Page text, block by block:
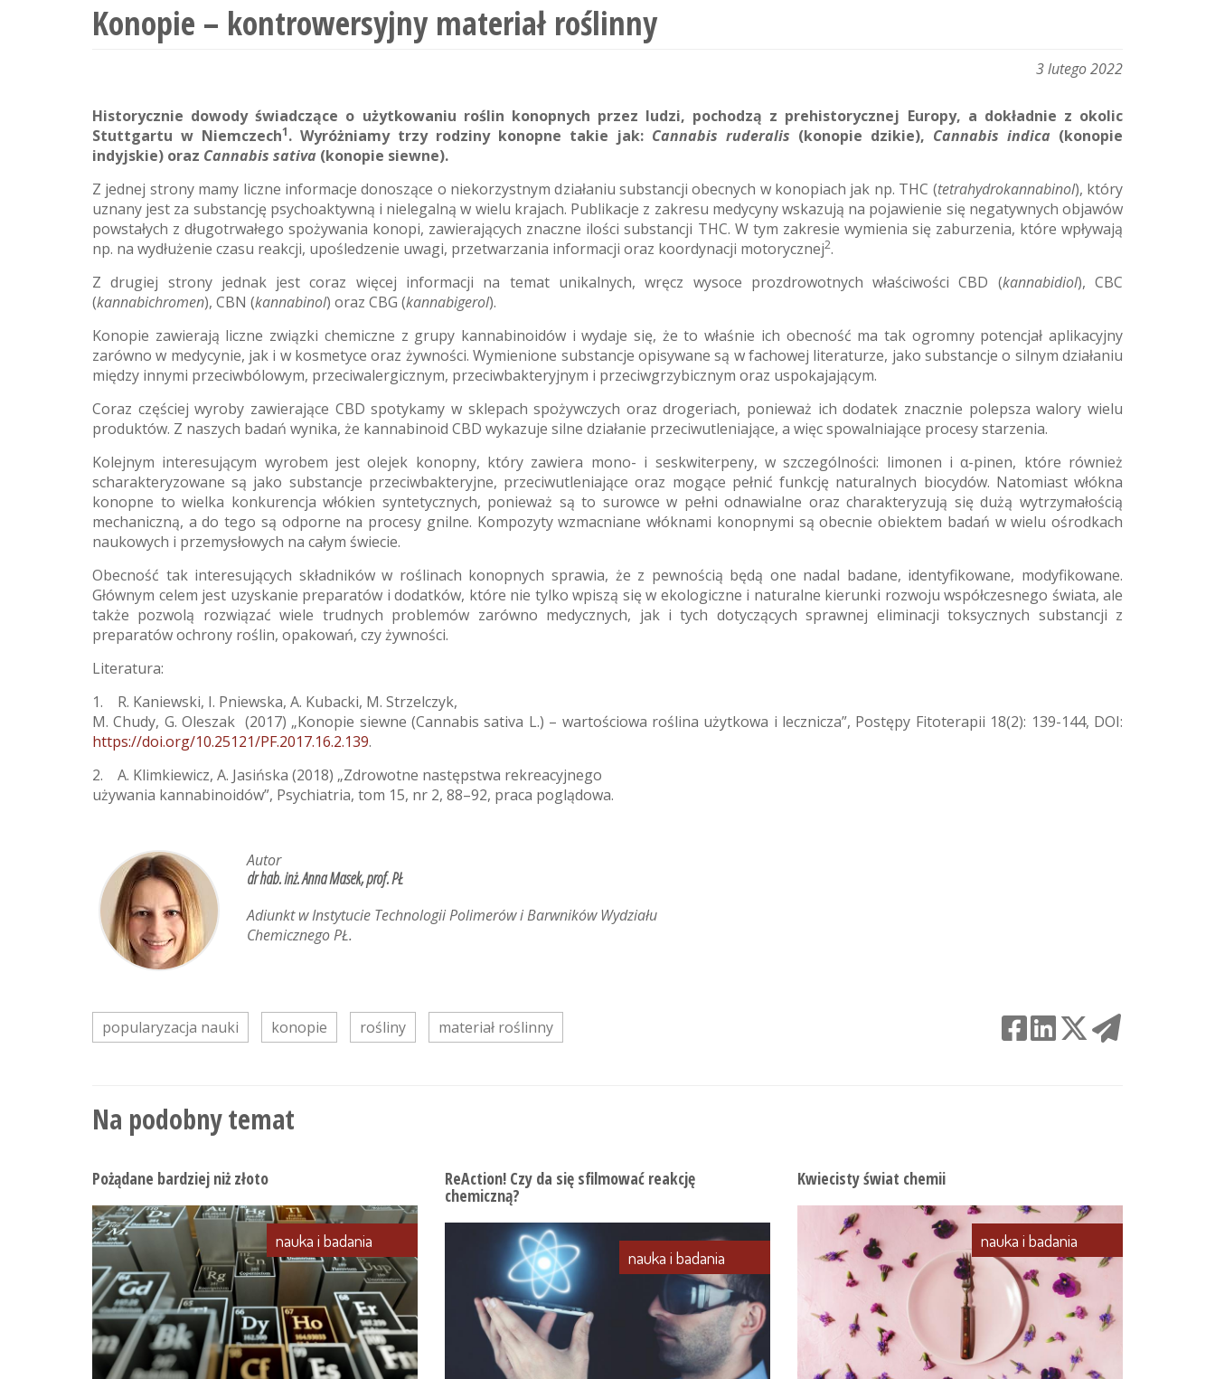
Konopie – kontrowersyjny materiał roślinny
3 lutego 2022
Historycznie dowody świadczące o użytkowaniu roślin konopnych przez ludzi, pochodzą z prehistorycznej Europy, a dokładnie z okolic
Stuttgartu w Niemczech1. Wyróżniamy trzy rodziny konopne takie jak: Cannabis ruderalis (konopie dzikie), Cannabis indica (konopie
indyjskie) oraz Cannabis sativa (konopie siewne).
Z jednej strony mamy liczne informacje donoszące o niekorzystnym działaniu substancji obecnych w konopiach jak np. THC (tetrahydrokannabinol), który
uznany jest za substancję psychoaktywną i nielegalną w wielu krajach. Publikacje z zakresu medycyny wskazują na pojawienie się negatywnych objawów
powstałych z długotrwałego spożywania konopi, zawierających znaczne ilości substancji THC. W tym zakresie wymienia się zaburzenia, które wpływają
np. na wydłużenie czasu reakcji, upośledzenie uwagi, przetwarzania informacji oraz koordynacji motorycznej2.
Z drugiej strony jednak jest coraz więcej informacji na temat unikalnych, wręcz wysoce prozdrowotnych właściwości CBD (kannabidiol), CBC
(kannabichromen), CBN (kannabinol) oraz CBG (kannabigerol).
Konopie zawierają liczne związki chemiczne z grupy kannabinoidów i wydaje się, że to właśnie ich obecność ma tak ogromny potencjał aplikacyjny
zarówno w medycynie, jak i w kosmetyce oraz żywności. Wymienione substancje opisywane są w fachowej literaturze, jako substancje o silnym działaniu
między innymi przeciwbólowym, przeciwalergicznym, przeciwbakteryjnym i przeciwgrzybicznym oraz uspokajającym.
Coraz częściej wyroby zawierające CBD spotykamy w sklepach spożywczych oraz drogeriach, ponieważ ich dodatek znacznie polepsza walory wielu
produktów. Z naszych badań wynika, że kannabinoid CBD wykazuje silne działanie przeciwutleniające, a więc spowalniające procesy starzenia.
Kolejnym interesującym wyrobem jest olejek konopny, który zawiera mono- i seskwiterpeny, w szczególności: limonen i α-pinen, które również
scharakteryzowane są jako substancje przeciwbakteryjne, przeciwutleniające oraz mogące pełnić funkcję naturalnych biocydów. Natomiast włókna
konopne to wielka konkurencja włókien syntetycznych, ponieważ są to surowce w pełni odnawialne oraz charakteryzują się dużą wytrzymałością
mechaniczną, a do tego są odporne na procesy gnilne. Kompozyty wzmacniane włóknami konopnymi są obecnie obiektem badań w wielu ośrodkach
naukowych i przemysłowych na całym świecie.
Obecność tak interesujących składników w roślinach konopnych sprawia, że z pewnością będą one nadal badane, identyfikowane, modyfikowane.
Głównym celem jest uzyskanie preparatów i dodatków, które nie tylko wpiszą się w ekologiczne i naturalne kierunki rozwoju współczesnego świata, ale
także pozwolą rozwiązać wiele trudnych problemów zarówno medycznych, jak i tych dotyczących sprawnej eliminacji toksycznych substancji z
preparatów ochrony roślin, opakowań, czy żywności.
Literatura:
1. R. Kaniewski, I. Pniewska, A. Kubacki, M. Strzelczyk,
M. Chudy, G. Oleszak (2017) „Konopie siewne (Cannabis sativa L.) – wartościowa roślina użytkowa i lecznicza”, Postępy Fitoterapii 18(2): 139-144, DOI:
https://doi.org/10.25121/PF.2017.16.2.139.
2. A. Klimkiewicz, A. Jasińska (2018) „Zdrowotne następstwa rekreacyjnego
używania kannabinoidów”, Psychiatria, tom 15, nr 2, 88–92, praca poglądowa.
Autor
dr hab. inż. Anna Masek, prof. PŁ
Adiunkt w Instytucie Technologii Polimerów i Barwników Wydziału
Chemicznego PŁ.
popularyzacja nauki konopie rośliny materiał roślinny
Na podobny temat
Pożądane bardziej niż złoto
nauka i badania
ReAction! Czy da się sfilmować reakcję
chemiczną?
nauka i badania
Kwiecisty świat chemii
nauka i badania